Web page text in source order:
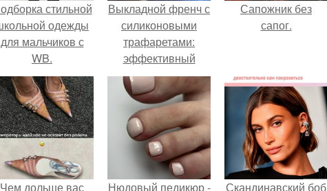
стильной
одежды
для мальчиков с
WB.
Выкладной френч с
силиконовыми
трафаретами:
эффективный
способ создания
привлекательного
интерьера
Сапожник без
сапог.
Чем дольше вас Нюдовый педикюр - Скандинавский боб